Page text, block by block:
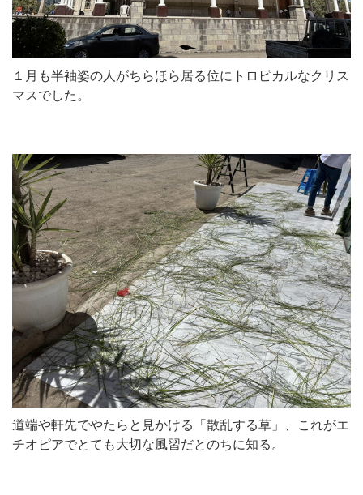
１月も半袖姿の人がちらほら居る位にトロピカルなクリス
マスでした。
道端や軒先でやたらと見かける「散乱する草」、これがエ
チオピアでとても大切な風習だとのちに知る。